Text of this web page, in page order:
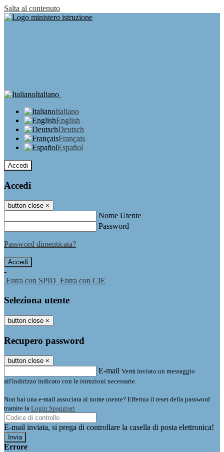
Salta al contenuto
Italiano
Italiano
English
Deutsch
Français
Español
Accedi
Accedi
button close ×
Nome Utente
Password
Password dimenticata?
-
Entra con SPID Entra con CIE
Seleziona utente
button close ×
Recupero password
button close ×
E-mail Verrà inviato un messaggio
all'indirizzo indicato con le istruzioni necessarie.
Non hai una e-mail associata al nome utente? Effettua il reset della password
tramite la Login Spaggiari
E-mail inviata, si prega di controllare la casella di posta elettronica!
Errore